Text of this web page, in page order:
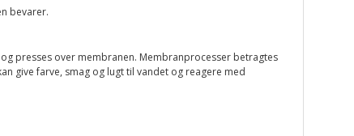
bevarer.
presses over membranen. Membranprocesser betragtes
give farve, smag og lugt til vandet og reagere med